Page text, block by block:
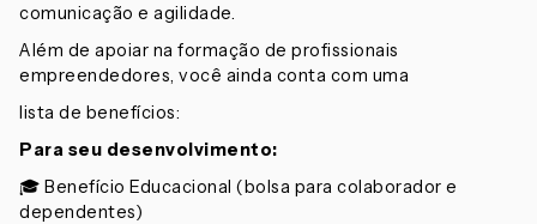
comunicação e agilidade.
Além de apoiar na formação de profissionais
empreendedores, você ainda conta com uma
lista de benefícios:
Para seu desenvolvimento:
🎓 Benefício Educacional (bolsa para colaborador e
dependentes)